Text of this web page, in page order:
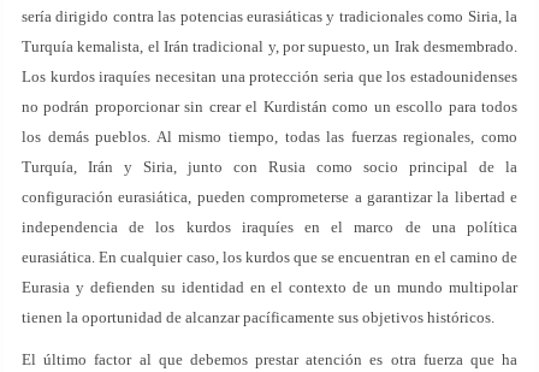
sería dirigido contra las potencias eurasiáticas y tradicionales como Siria, la
Turquía kemalista, el Irán tradicional y, por supuesto, un Irak desmembrado.
Los kurdos iraquíes necesitan una protección seria que los estadounidenses
no podrán proporcionar sin crear el Kurdistán como un escollo para todos
los demás pueblos. Al mismo tiempo, todas las fuerzas regionales, como
Turquía, Irán y Siria, junto con Rusia como socio principal de la
configuración eurasiática, pueden comprometerse a garantizar la libertad e
independencia de los kurdos iraquíes en el marco de una política
eurasiática. En cualquier caso, los kurdos que se encuentran en el camino de
Eurasia y defienden su identidad en el contexto de un mundo multipolar
tienen la oportunidad de alcanzar pacíficamente sus objetivos históricos.
El último factor al que debemos prestar atención es otra fuerza que ha